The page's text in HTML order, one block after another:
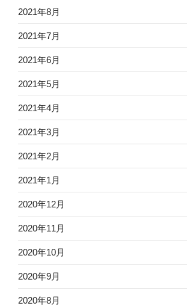
2021年8月
2021年7月
2021年6月
2021年5月
2021年4月
2021年3月
2021年2月
2021年1月
2020年12月
2020年11月
2020年10月
2020年9月
2020年8月